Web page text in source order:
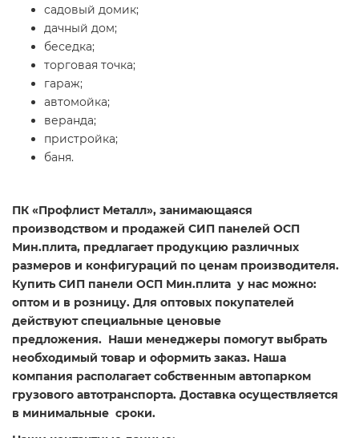
садовый домик;
дачный дом;
беседка;
торговая точка;
гараж;
автомойка;
веранда;
пристройка;
баня.
ПК «Профлист Металл», занимающаяся
производством и продажей СИП панелей ОСП
Мин.плита, предлагает продукцию различных
размеров и конфигураций по ценам производителя.
Купить СИП панели ОСП Мин.плита у нас можно:
оптом и в розницу. Для оптовых покупателей
действуют специальные ценовые
предложения. Наши менеджеры помогут выбрать
необходимый товар и оформить заказ. Наша
компания располагает собственным автопарком
грузового автотранспорта. Доставка осуществляется
в минимальные сроки.